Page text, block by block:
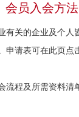
会员入会方法
有关的企业及个人
申请表可在此页点
流程及所需资料清